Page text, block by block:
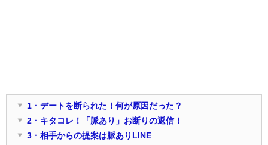
1・デートを断られた！何が原因だった？
2・キタコレ！「脈あり」お断りの返信！
3・相手からの提案は脈ありLINE